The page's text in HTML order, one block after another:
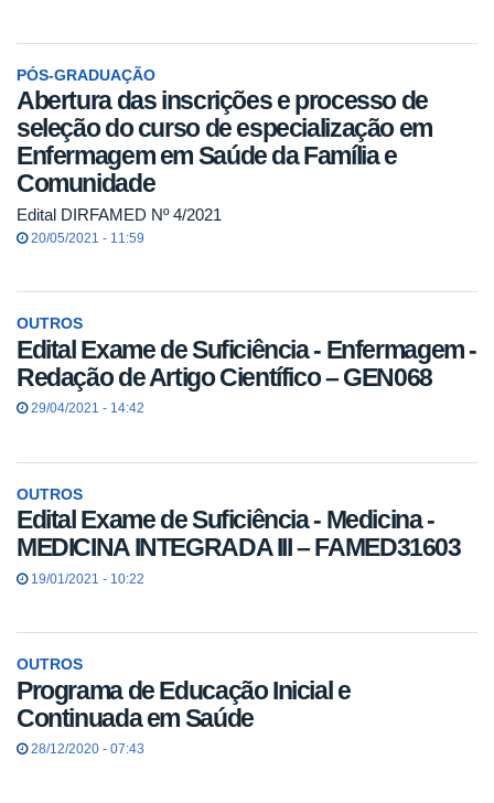
PÓS-GRADUAÇÃO
Abertura das inscrições e processo de
seleção do curso de especialização em
Enfermagem em Saúde da Família e
Comunidade
Edital DIRFAMED Nº 4/2021
20/05/2021 - 11:59
OUTROS
Edital Exame de Suficiência - Enfermagem -
Redação de Artigo Científico – GEN068
29/04/2021 - 14:42
OUTROS
Edital Exame de Suficiência - Medicina -
MEDICINA INTEGRADA III – FAMED31603
19/01/2021 - 10:22
OUTROS
Programa de Educação Inicial e
Continuada em Saúde
28/12/2020 - 07:43